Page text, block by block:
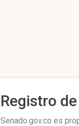
Registro
Senado.gov.co es